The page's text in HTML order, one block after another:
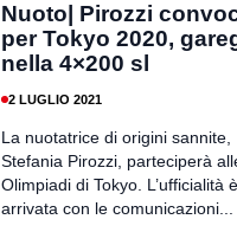
Nuoto| Pirozzi
per Tokyo 2020,
nella 4×200 sl
2 LUGLIO 2021
La nuotatrice di origini sannite,
Stefania Pirozzi, parteciperà
Olimpiadi di Tokyo. L’ufficialità è
arrivata con le comunicazioni...